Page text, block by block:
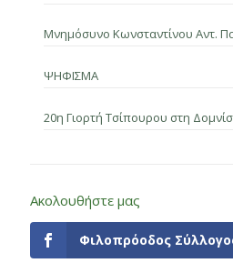
Μνημόσυνο Κωνσταντίνου Αντ.
ΨΗΦΙΣΜΑ
20η Γιορτή Τσίπουρου στη
Ακολουθήστε μας
Φιλοπρόοδος